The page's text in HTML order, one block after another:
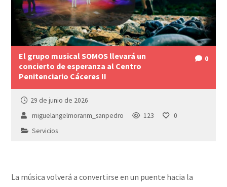
El grupo musical SOMOS llevará un
concierto de esperanza al Centro
Penitenciario Cáceres II
0
29 de junio de 2026
miguelangelmoranm_sanpedro
123
0
Servicios
La música volverá a convertirse en un puente hacia la